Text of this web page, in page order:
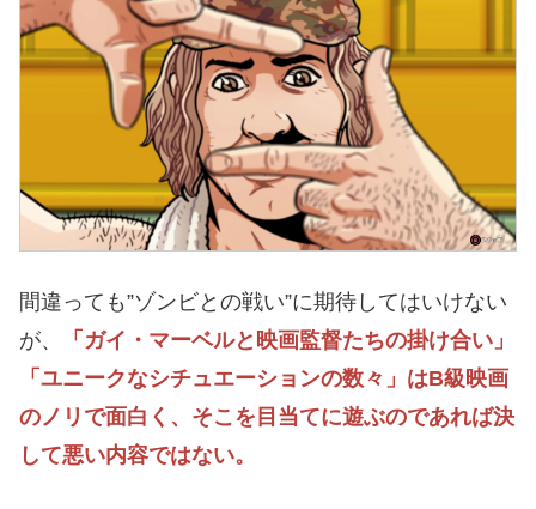
間違っても”ゾンビとの戦い”に期待してはいけない
が、
「ガイ・マーベルと映画監督たちの掛け合い」
「ユニークなシチュエーションの数々」はB級映画
のノリで面白く、そこを目当てに遊ぶのであれば決
して悪い内容ではない。